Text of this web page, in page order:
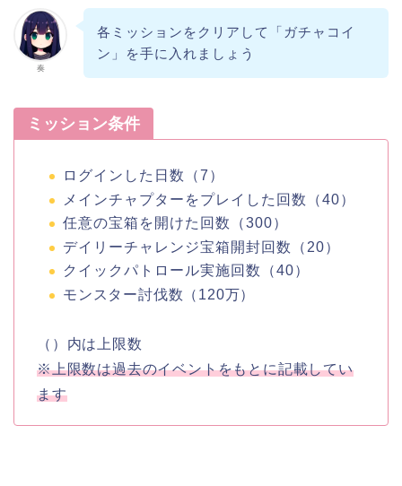
奏
各ミッションをクリアして「ガチャコイ
ン」を手に入れましょう
ミッション条件
ログインした日数（7）
メインチャプターをプレイした回数（40）
任意の宝箱を開けた回数（300）
デイリーチャレンジ宝箱開封回数（20）
クイックパトロール実施回数（40）
モンスター討伐数（120万）
（）内は上限数
※上限数は過去のイベントをもとに記載してい
ます